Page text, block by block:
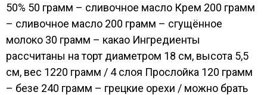
50% 50 грамм – сливочное масло Крем 200 грамм
– сливочное масло 200 грамм – сгущённое
молоко 30 грамм – какао Ингредиенты
рассчитаны на торт диаметром 18 см, высота 5,5
см, вес 1220 грамм / 4 слоя Прослойка 120 грамм
– безе 240 грамм – грецкие орехи / можно брать